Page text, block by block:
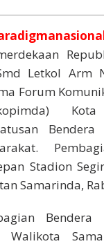
Letkol Arm
Forum
Kota
Stadion
Samarinda,
Bendera
Walikota